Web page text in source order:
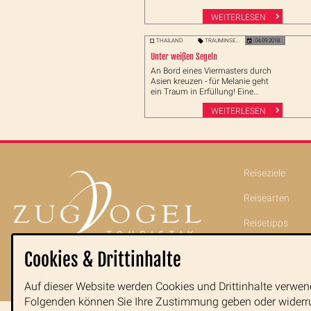
WEITERLESEN
THAILAND TRAUMINSELN 04.09.2018
Unter weißen Segeln
An Bord eines Viermasters durch
Asien kreuzen - für Melanie geht
ein Traum in Erfüllung! Eine
Woche schippert sie mit der
Starclipper von Phuket nach
WEITERLESEN
Reiseziele
Reisearten
Reisetipps
Cookies & Drittinhalte
Auf dieser Website werden Cookies und Drittinhalte
Folgenden können Sie Ihre Zustimmung geben oder